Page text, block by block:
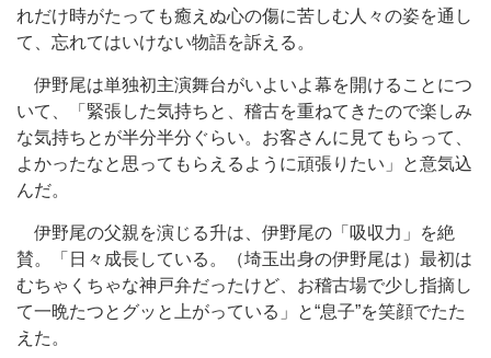
れだけ時がたっても癒えぬ心の傷に苦しむ人々の姿を通し
て、忘れてはいけない物語を訴える。
伊野尾は単独初主演舞台がいよいよ幕を開けることにつ
いて、「緊張した気持ちと、稽古を重ねてきたので楽しみ
な気持ちとが半分半分ぐらい。お客さんに見てもらって、
よかったなと思ってもらえるように頑張りたい」と意気込
んだ。
伊野尾の父親を演じる升は、伊野尾の「吸収力」を絶
賛。「日々成長している。（埼玉出身の伊野尾は）最初は
むちゃくちゃな神戸弁だったけど、お稽古場で少し指摘し
て一晩たつとグッと上がっている」と“息子”を笑顔でたた
えた。